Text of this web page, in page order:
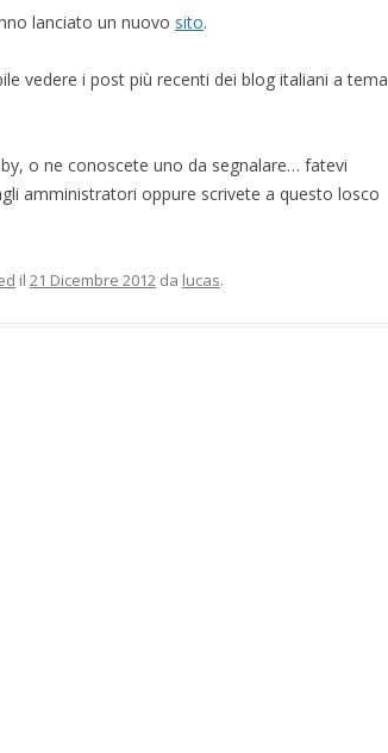
lanciato un nuovo sito.
vedere i post più recenti dei blog italiani a tema
o ne conoscete uno da segnalare… fatevi
amministratori oppure scrivete a questo losco
il 21 Dicembre 2012 da lucas.